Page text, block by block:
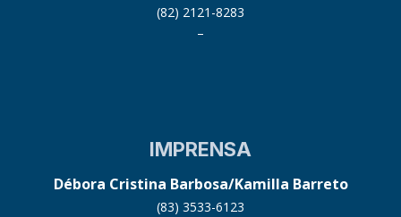
(82) 2121-8283
–
IMPRENSA
Débora Cristina Barbosa/Kamilla Barreto
(83) 3533-6123